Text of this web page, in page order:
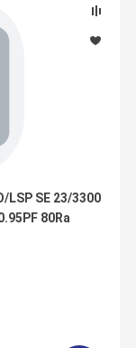
SE 23/3300
80Ra